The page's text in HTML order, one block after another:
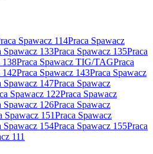
Spawacz 114Praca Spawacz
Spawacz 133Praca Spawacz 135Praca
138Praca Spawacz TIG/TAGPraca
142Praca Spawacz 143Praca Spawacz
Spawacz 147Praca Spawacz
Spawacz 122Praca Spawacz
Spawacz 126Praca Spawacz
Spawacz 151Praca Spawacz
Spawacz 154Praca Spawacz 155Praca
111